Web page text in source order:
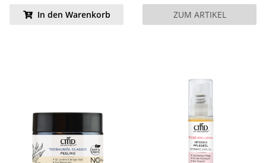
In den Warenkorb ZUM ARTIKEL